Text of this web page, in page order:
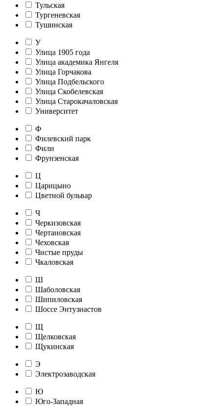
Тульская
Тургеневская
Тушинская
У
Улица 1905 года
Улица академика Янгеля
Улица Горчакова
Улица Подбельского
Улица Скобелевская
Улица Старокачаловская
Университет
Ф
Филевский парк
Фили
Фрунзенская
Ц
Царицыно
Цветной бульвар
Ч
Черкизовская
Чертановская
Чеховская
Чистые пруды
Чкаловская
Ш
Шаболовская
Шипиловская
Шоссе Энтузиастов
Щ
Щелковская
Щукинская
Э
Электрозаводская
Ю
Юго-Западная